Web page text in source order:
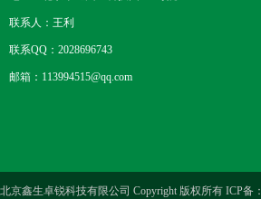
联系人：王利
联系QQ：2028696743
邮箱：113994515@qq.com
北京鑫生卓锐科技有限公司 Copyright 版权所有 ICP备：